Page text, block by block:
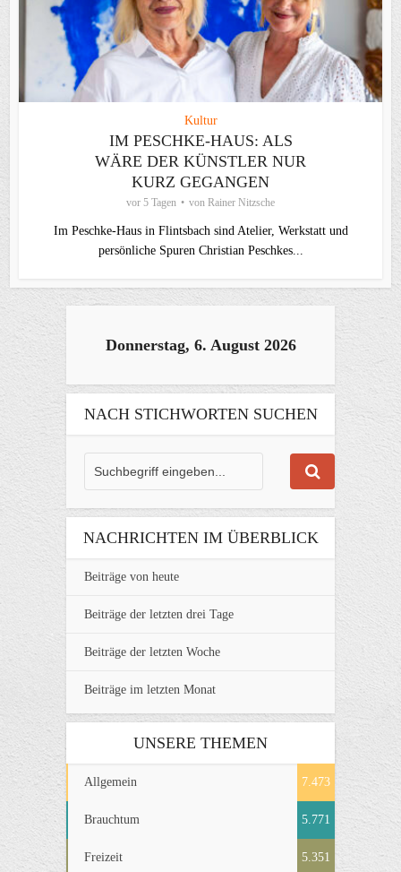
Kultur
IM PESCHKE-HAUS: ALS
WÄRE DER KÜNSTLER NUR
KURZ GEGANGEN
vor 5 Tagen von Rainer Nitzsche
Im Peschke-Haus in Flintsbach sind Atelier, Werkstatt und
persönliche Spuren Christian Peschkes...
Donnerstag, 6. August 2026
NACH STICHWORTEN SUCHEN
NACHRICHTEN IM ÜBERBLICK
Beiträge von heute
Beiträge der letzten drei Tage
Beiträge der letzten Woche
Beiträge im letzten Monat
UNSERE THEMEN
Allgemein 7.473
Brauchtum 5.771
Freizeit 5.351